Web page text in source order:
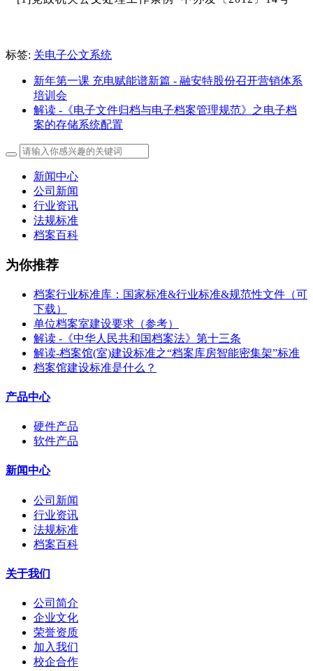
标签: 关电子公文系统
新年第一课 充电赋能谱新篇 - 融安特股份召开营销体系
培训会
解读 -《电子文件归档与电子档案管理规范》之电子档
案的存储系统配置
新闻中心
公司新闻
行业资讯
法规标准
档案百科
为你推荐
档案行业标准库：国家标准&行业标准&规范性文件（可
下载）
单位档案室建设要求（参考）
解读 -《中华人民共和国档案法》第十三条
解读-档案馆(室)建设标准之“档案库房智能密集架”标准
档案馆建设标准是什么？
产品中心
硬件产品
软件产品
新闻中心
公司新闻
行业资讯
法规标准
档案百科
关于我们
公司简介
企业文化
荣誉资质
加入我们
校企合作